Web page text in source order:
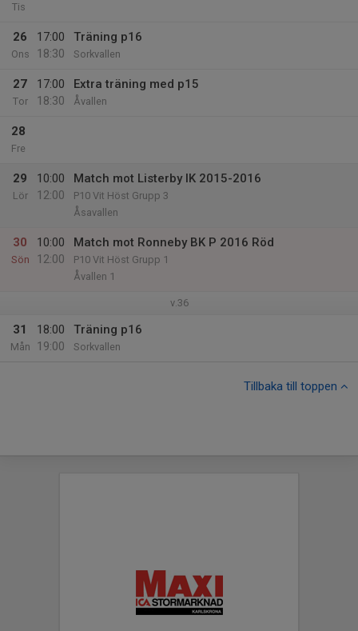
Tis
26
Ons
17:00
18:30
Träning p16
Sorkvallen
27
Tor
17:00
18:30
Extra träning med p15
Åvallen
28
Fre
29
Lör
10:00
12:00
Match mot Listerby IK 2015-2016
P10 Vit Höst Grupp 3
Åsavallen
30
Sön
10:00
12:00
Match mot Ronneby BK P 2016 Röd
P10 Vit Höst Grupp 1
Åvallen 1
v.36
31
Mån
18:00
19:00
Träning p16
Sorkvallen
Tillbaka till toppen